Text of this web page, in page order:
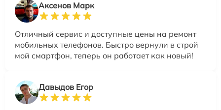
Аксенов Марк
Отличный сервис и доступные цены на ремонт
мобильных телефонов. Быстро вернули в строй
мой смартфон, теперь он работает как новый!
Давыдов Егор